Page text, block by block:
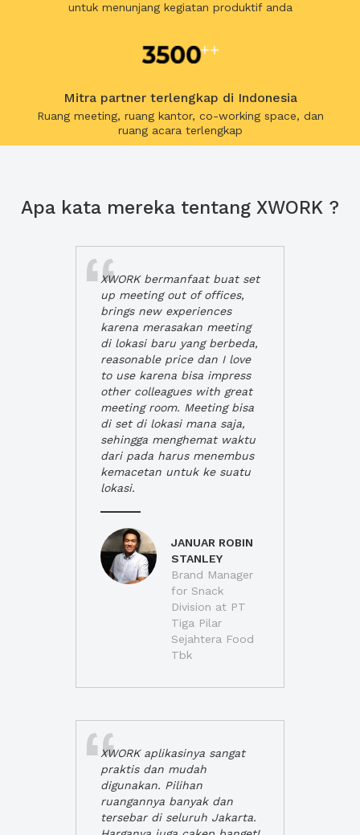
untuk menunjang kegiatan produktif anda
Mitra partner terlengkap di Indonesia
Ruang meeting, ruang kantor, co-working space, dan
ruang acara terlengkap
Apa kata mereka tentang XWORK ?
XWORK bermanfaat buat set
up meeting out of offices,
brings new experiences
karena merasakan meeting
di lokasi baru yang berbeda,
reasonable price dan I love
to use karena bisa impress
other colleagues with great
meeting room. Meeting bisa
di set di lokasi mana saja,
sehingga menghemat waktu
dari pada harus menembus
kemacetan untuk ke suatu
lokasi.
JANUAR ROBIN
STANLEY
Brand Manager
for Snack
Division at PT
Tiga Pilar
Sejahtera Food
Tbk
XWORK aplikasinya sangat
praktis dan mudah
digunakan. Pilihan
ruangannya banyak dan
tersebar di seluruh Jakarta.